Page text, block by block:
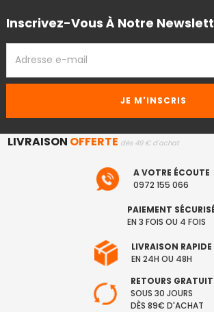
Inscrivez-Vous À Notre
EMAIL
LIVRAISON OFFERTE dès 49 € d'achat
A VOTRE ÉCOUTE
0972 155 066
PAIEMENT
EN 3 FOIS OU 4 FOIS
LIVRAISON RAPIDE
EN 24H OU 48H
RETOURS GRATUIT
SOUS 30 JOURS
DÈS 89€ D'ACHAT